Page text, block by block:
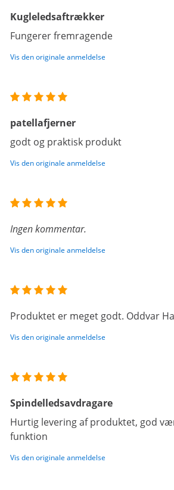
Kugleledsaftrækker
Fungerer fremragende
Vis den originale anmeldelse
patellafjerner
godt og praktisk produkt
Vis den originale anmeldelse
Ingen kommentar.
Vis den originale anmeldelse
Produktet er meget godt. Oddvar
Vis den originale anmeldelse
Spindelledsavdragare
Hurtig levering af produktet, god
funktion
Vis den originale anmeldelse